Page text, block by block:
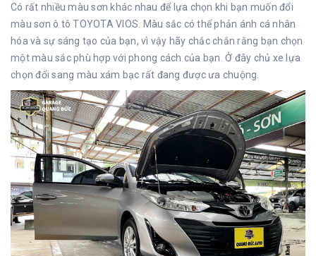
Có rất nhiều màu sơn khác nhau để lựa chọn khi bạn muốn đổi
màu sơn ô tô TOYOTA VIOS. Màu sắc có thể phản ánh cá nhân
hóa và sự sáng tạo của bạn, vì vậy hãy chắc chắn rằng bạn chọn
một màu sắc phù hợp với phong cách của bạn. Ở đây chủ xe lựa
chọn đổi sang màu xám bạc rất đang được ưa chuộng.